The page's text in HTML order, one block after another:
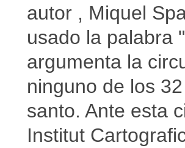
autor , Miquel
usado la palabra
argumenta la
ninguno de los
santo. Ante esta
Institut